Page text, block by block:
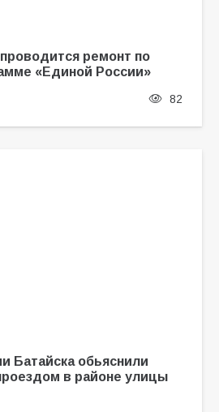
ремонт по
«Единой России»
82
Батайска обьяснили
в районе улицы